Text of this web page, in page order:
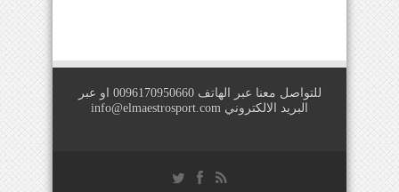
للتواصل معنا عبر الهاتف 0096170950660 او عبر
البريد الالكتروني info@elmaestrosport.com